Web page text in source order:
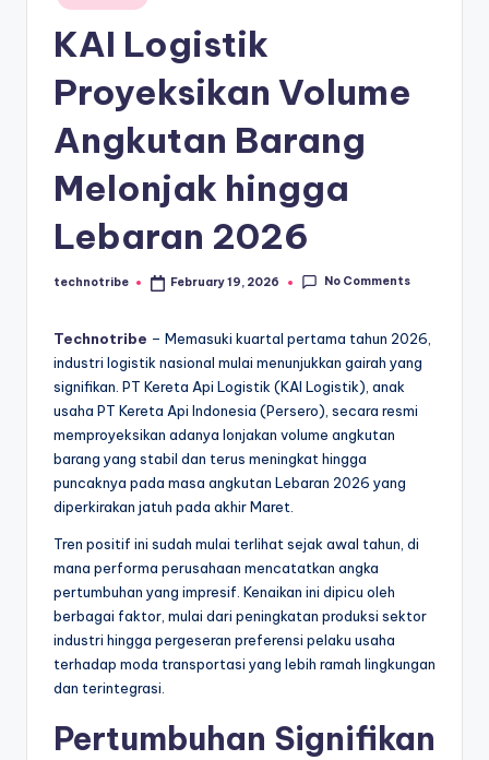
m
In
A
ekonomi
Indonesia
secara
cepat,
akurat,
dan
terpercaya.
in
KAI Logistik
Proyeksikan Volume
Angkutan Barang
Melonjak hingga
Lebaran 2026
Posted
technotribe February 19, 2026 No Comments
Technotribe – Memasuki kuartal pertama tahun 2026,
industri logistik nasional mulai menunjukkan gairah yang
signifikan. PT Kereta Api Logistik (KAI Logistik), anak
usaha PT Kereta Api Indonesia (Persero), secara resmi
memproyeksikan adanya lonjakan volume angkutan
barang yang stabil dan terus meningkat hingga
puncaknya pada masa angkutan Lebaran 2026 yang
diperkirakan jatuh pada akhir Maret.
Tren positif ini sudah mulai terlihat sejak awal tahun, di
mana performa perusahaan mencatatkan angka
pertumbuhan yang impresif. Kenaikan ini dipicu oleh
berbagai faktor, mulai dari peningkatan produksi sektor
industri hingga pergeseran preferensi pelaku usaha
terhadap moda transportasi yang lebih ramah lingkungan
dan terintegrasi.
Pertumbuhan Signifikan